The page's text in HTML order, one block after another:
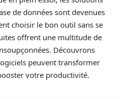
de données sont devenues
choisir le bon outil sans se
offrent une multitude de
Découvrons
peuvent transformer
votre productivité.